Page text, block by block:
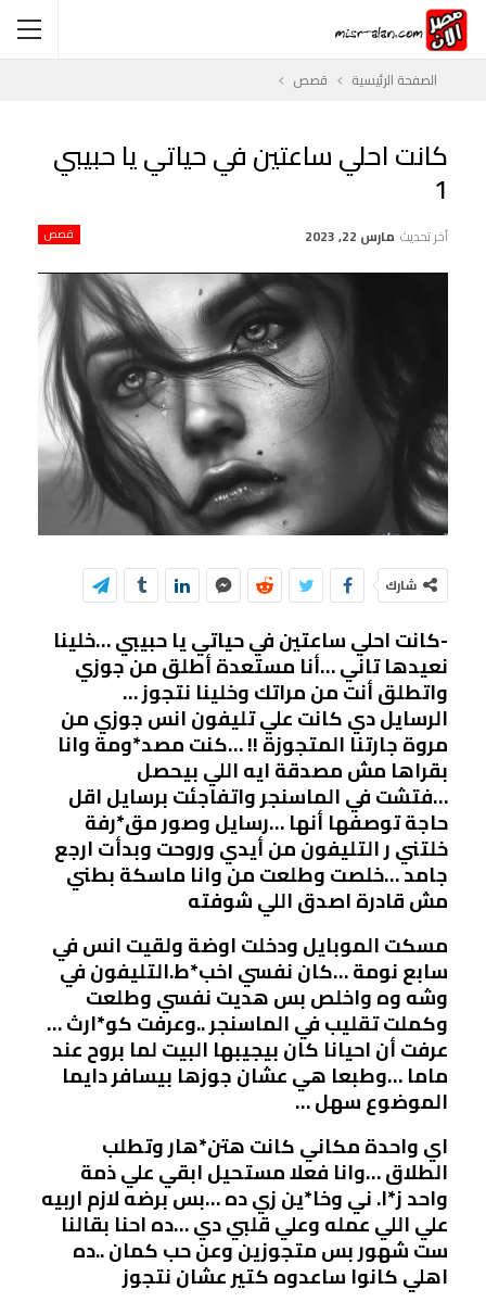
الصفحة الرئيسية قصص
كانت احلي ساعتين في حياتي يا حبيبي
1
قصص آخر تحديث مارس 22, 2023
شارك
-كانت احلي ساعتين في حياتي يا حبيبي …خلينا
نعيدها تاني …أنا مستعدة أطلق من جوزي
واتطلق أنت من مراتك وخلينا نتجوز …
الرسايل دي كانت علي تليفون انس جوزي من
مروة جارتنا المتجوزة !! …كنت مصد*ومة وانا
بقراها مش مصدقة ايه اللي بيحصل
…فتشت في الماسنجر واتفاجئت برسايل اقل
حاجة توصفها أنها …رسايل وصور مق*رفة
خلتني ر التليفون من أيدي وروحت وبدأت ارجع
جامد …خلصت وطلعت من وانا ماسكة بطني
مش قادرة اصدق اللي شوفته
مسكت الموبايل ودخلت اوضة ولقيت انس في
سابع نومة …كان نفسي اخب*ط.التليفون في
وشه وه واخلص بس هديت نفسي وطلعت
وكملت تقليب في الماسنجر ..وعرفت كو*ارث …
عرفت أن احيانا كان بيجيبها البيت لما بروح عند
ماما …وطبعا هي عشان جوزها بيسافر دايما
الموضوع سهل …
اي واحدة مكاني كانت هتن*هار وتطلب
الطلاق …وانا فعلا مستحيل ابقي علي ذمة
واحد ز*ا. ني وخا*ين زي ده …بس برضه لازم اربيه
علي اللي عمله وعلي قلبي دي …ده احنا بقالنا
ست شهور بس متجوزين وعن حب كمان ..ده
اهلي كانوا ساعدوه كتير عشان نتجوز